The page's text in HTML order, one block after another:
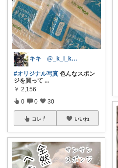
キキ @_k_i_k_i_o
#オリジナル写真 色んなスポン
ジを買って ...
￥ 2,156
0 0 30
コレ いいね